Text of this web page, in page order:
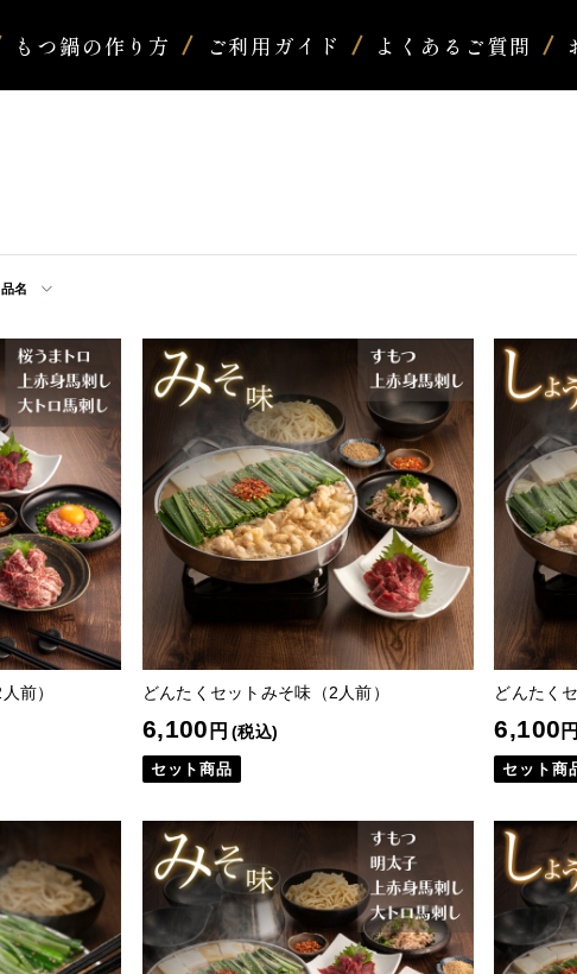
もつ鍋の作り方 ご利用ガイド よくあるご質問
名
前） どんたくセットみそ味（2人前）
6,100 円 (税込)
セット商品
どんたく
6,100 円
セット商